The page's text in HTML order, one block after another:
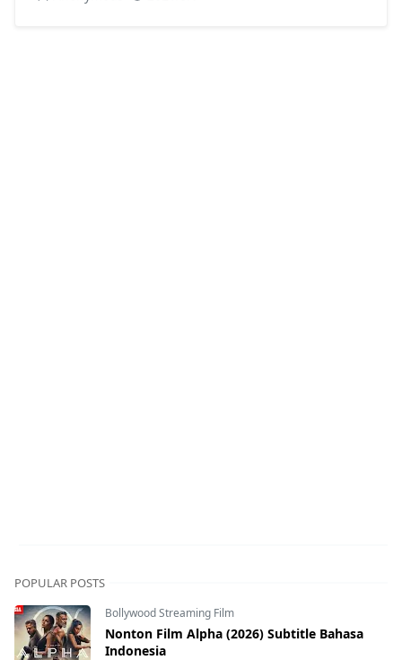
POPULAR POSTS
Bollywood Streaming Film
Nonton Film Alpha (2026) Subtitle Bahasa
Indonesia